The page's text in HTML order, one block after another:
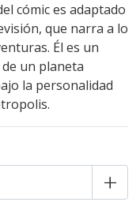
cómic es adaptado
que narra a lo
Él es un
un planeta
la personalidad
+